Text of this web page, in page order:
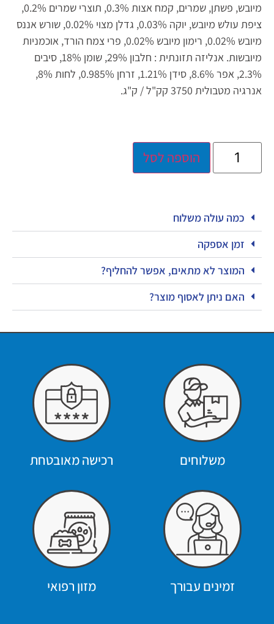
מיובש, פשתן, שמרים, קמח אצות 0.3%, תוצרי שמרים 0.2%,
ציפת עולש מיובש, יוקה 0.03%, גדלן מצוי 0.02%, שורש אננס
מיובש 0.02%, רימון מיובש 0.02%, פרי צמח הורד, אוכמניות
מיובשות. אנליזה תזונתית : חלבון 29%, שומן 18%, סיבים
2.3%, אפר 8.6%, סידן 1.21%, זרחן 0.985%, לחות 8%,
אנרגיה מטבולית 3750 קק"ל / ק"ג.
הוספה לסל
כמה עולה משלוח
זמן אספקה
המוצר לא מתאים, אפשר להחליף?
האם ניתן לאסוף מוצר?
משלוחים רכישה מאובטחת
זמינים עבורך מזון רפואי